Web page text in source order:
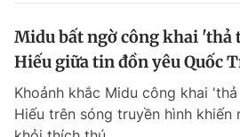
Midu bất ngờ công khai 'thả
Hiếu giữa tin đồn yêu Quốc
Khoảnh khắc Midu công khai
Hiếu trên sóng truyền hình khiến